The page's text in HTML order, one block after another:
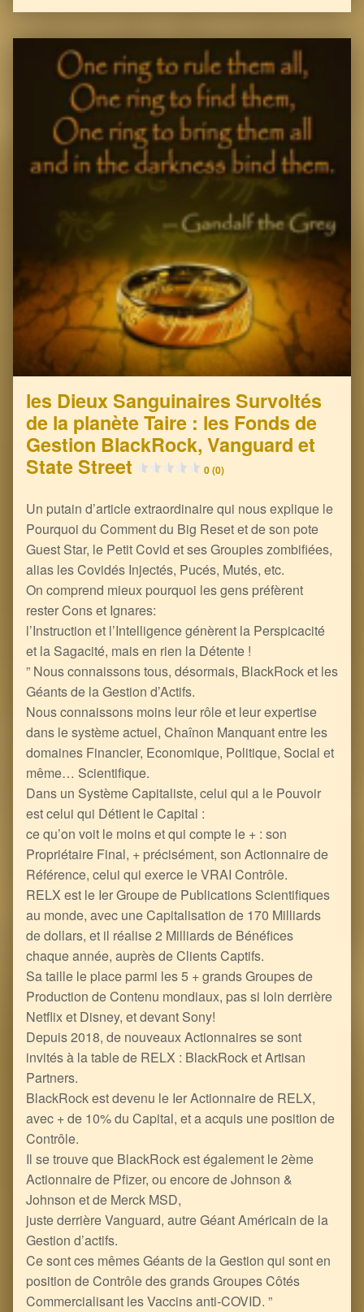
les Dieux Sanguinaires Survoltés
de la planète Taire : les Fonds de
Gestion BlackRock, Vanguard et
State Street
0 (0)
Un putain d’article extraordinaire qui nous explique le
Pourquoi du Comment du Big Reset et de son pote
Guest Star, le Petit Covid et ses Groupies zombifiées,
alias les Covidés Injectés, Pucés, Mutés, etc.
On comprend mieux pourquoi les gens préfèrent
rester Cons et Ignares:
l’Instruction et l’Intelligence génèrent la Perspicacité
et la Sagacité, mais en rien la Détente !
” Nous connaissons tous, désormais, BlackRock et les
Géants de la Gestion d’Actifs.
Nous connaissons moins leur rôle et leur expertise
dans le système actuel, Chaînon Manquant entre les
domaines Financier, Economique, Politique, Social et
même… Scientifique.
Dans un Système Capitaliste, celui qui a le Pouvoir
est celui qui Détient le Capital :
ce qu’on voit le moins et qui compte le + : son
Propriétaire Final, + précisément, son Actionnaire de
Référence, celui qui exerce le VRAI Contrôle.
RELX est le Ier Groupe de Publications Scientifiques
au monde, avec une Capitalisation de 170 Milliards
de dollars, et il réalise 2 Milliards de Bénéfices
chaque année, auprès de Clients Captifs.
Sa taille le place parmi les 5 + grands Groupes de
Production de Contenu mondiaux, pas si loin derrière
Netflix et Disney, et devant Sony!
Depuis 2018, de nouveaux Actionnaires se sont
invités à la table de RELX : BlackRock et Artisan
Partners.
BlackRock est devenu le Ier Actionnaire de RELX,
avec + de 10% du Capital, et a acquis une position de
Contrôle.
Il se trouve que BlackRock est également le 2ème
Actionnaire de Pfizer, ou encore de Johnson &
Johnson et de Merck MSD,
juste derrière Vanguard, autre Géant Américain de la
Gestion d’actifs.
Ce sont ces mêmes Géants de la Gestion qui sont en
position de Contrôle des grands Groupes Côtés
Commercialisant les Vaccins anti-COVID. ”